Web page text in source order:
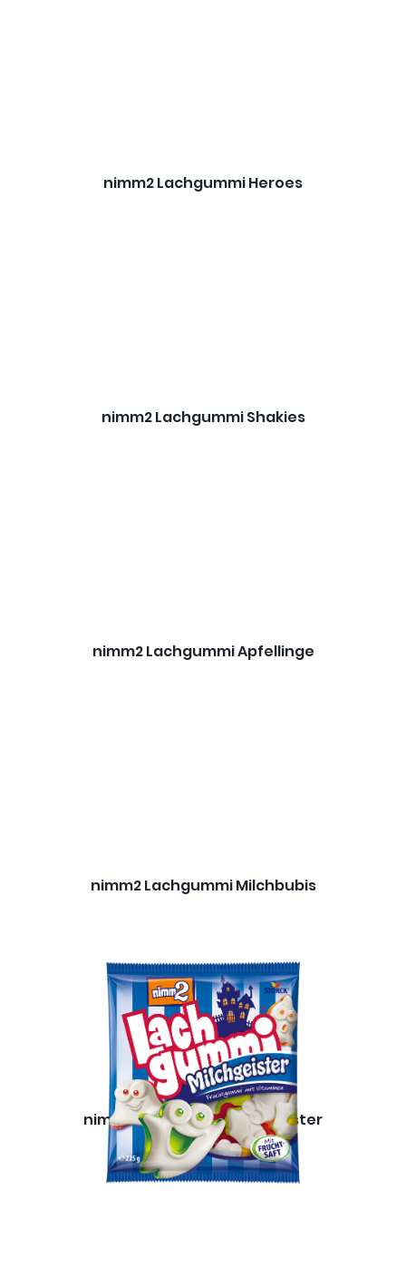
nimm2 Lachgummi Heroes
nimm2 Lachgummi Shakies
nimm2 Lachgummi Apfellinge
nimm2 Lachgummi Milchbubis
nimm2 Lachgummi Milchgeister